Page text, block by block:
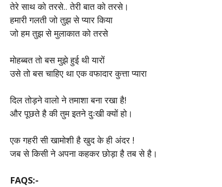
तेरे साथ को तरसे.. तेरी बात को तरसे।
हमारी गलती जो तुझ से प्यार किया
जो हम तुझ से मुलाकात को तरसे
मोहब्बत तो बस मुझे हुई थी यारों
उसे तो बस चाहिए था एक वफादार कुत्ता प्यारा
दिल तोड़ने वालो ने तमाशा बना रखा है!
और पूछते है की तुम इतने दुःखी क्यों हो।
एक गहरी सी खामोशी है खुद के ही अंदर !
जब से किसी ने अपना कहकर छोड़ा है तब से है।
FAQS:-